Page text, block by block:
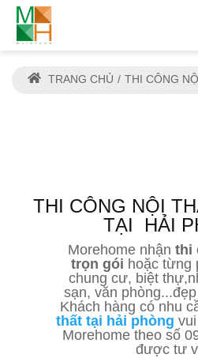
TRANG CHỦ THI CÔNG
THI CÔNG NỘI
TẠI HẢI
Morehome nhận thi
trọn gói hoặc từng
chung cư, biệt
sạn, văn
Khách hàng có nhu
thất tại hải phòng
Morehome theo số
được tư